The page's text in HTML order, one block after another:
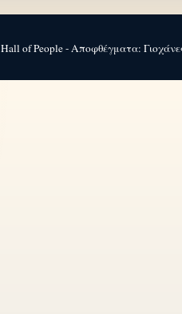
Hall of People - Αποφθέγματα: